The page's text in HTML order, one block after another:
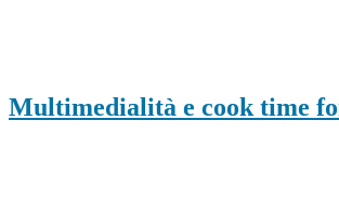
Multimedialità e cook time